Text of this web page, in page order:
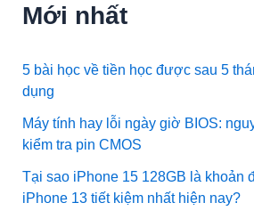
Mới nhất
5 bài học về tiền học được sau 5
dụng
Máy tính hay lỗi ngày giờ BIOS:
kiểm tra pin CMOS
Tại sao iPhone 15 128GB là khoản
iPhone 13 tiết kiệm nhất hiện nay?